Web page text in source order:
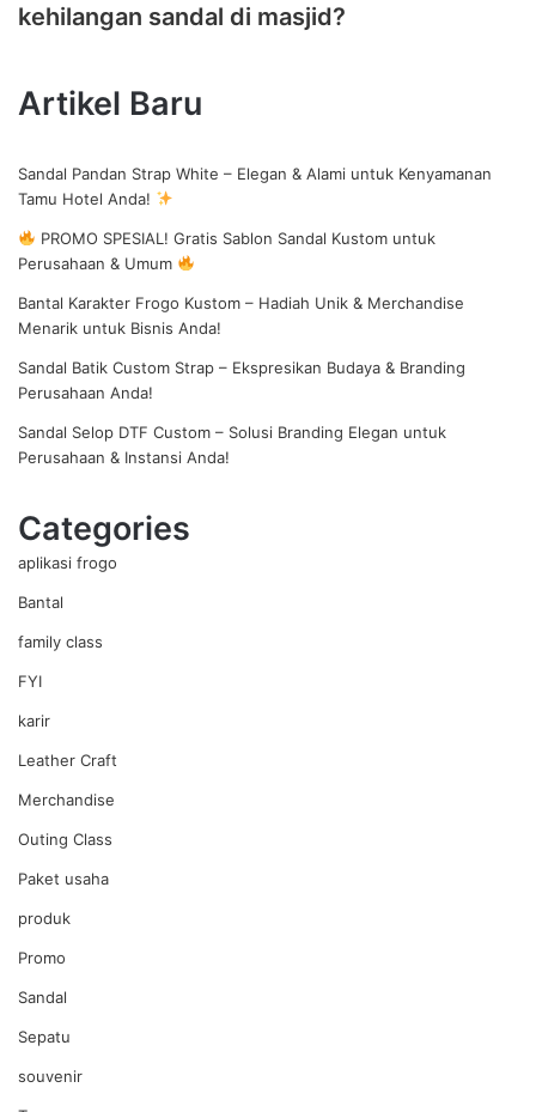
kehilangan sandal di masjid?
Artikel Baru
Sandal Pandan Strap White – Elegan & Alami untuk Kenyamanan
Tamu Hotel Anda!
PROMO SPESIAL! Gratis Sablon Sandal Kustom untuk
Perusahaan & Umum
Bantal Karakter Frogo Kustom – Hadiah Unik & Merchandise
Menarik untuk Bisnis Anda!
Sandal Batik Custom Strap – Ekspresikan Budaya & Branding
Perusahaan Anda!
Sandal Selop DTF Custom – Solusi Branding Elegan untuk
Perusahaan & Instansi Anda!
Categories
aplikasi frogo
Bantal
family class
FYI
karir
Leather Craft
Merchandise
Outing Class
Paket usaha
produk
Promo
Sandal
Sepatu
souvenir